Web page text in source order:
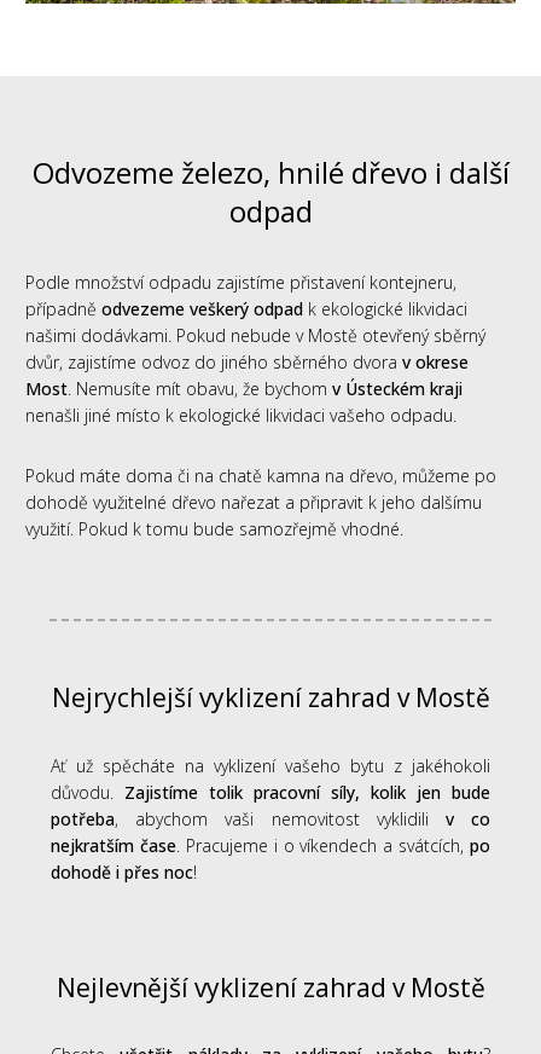
Odvozeme železo, hnilé dřevo i další
odpad
Podle množství odpadu zajistíme přistavení kontejneru,
případně odvezeme veškerý odpad k ekologické likvidaci
našimi dodávkami. Pokud nebude v Mostě otevřený sběrný
dvůr, zajistíme odvoz do jiného sběrného dvora v okrese
Most. Nemusíte mít obavu, že bychom v Ústeckém kraji
nenašli jiné místo k ekologické likvidaci vašeho odpadu.
Pokud máte doma či na chatě kamna na dřevo, můžeme po
dohodě využitelné dřevo nařezat a připravit k jeho dalšímu
využití. Pokud k tomu bude samozřejmě vhodné.
Nejrychlejší vyklizení zahrad v Mostě
Ať už spěcháte na vyklizení vašeho bytu z jakéhokoli
důvodu. Zajistíme tolik pracovní síly, kolik jen bude
potřeba, abychom vaši nemovitost vyklidili v co
nejkratším čase. Pracujeme i o víkendech a svátcích, po
dohodě i přes noc!
Nejlevnější vyklizení zahrad v Mostě